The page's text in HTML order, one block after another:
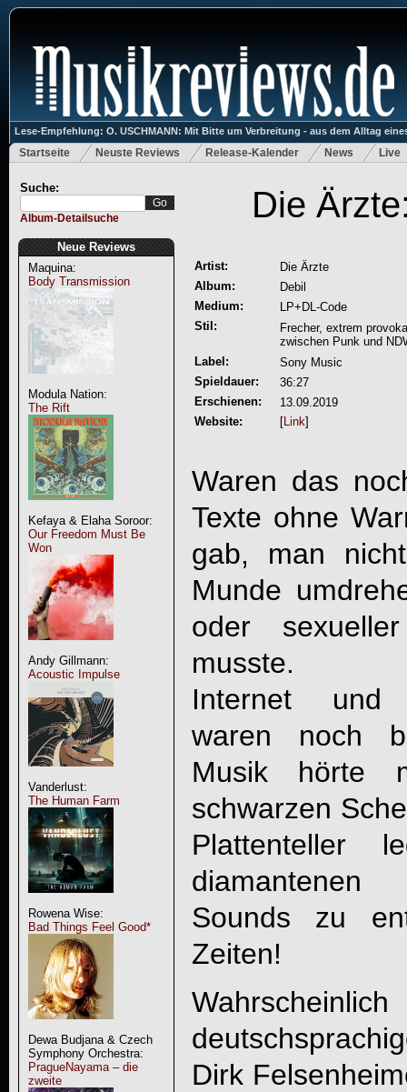
Lese-Empfehlung: O. USCHMANN: Mit Bitte um Verbreitung - aus dem Alltag
Startseite Neuste Reviews Release-Kalender News Live
Suche:
Album-Detailsuche
Neue Reviews
Maquina:
Body Transmission
Modula Nation:
The Rift
Kefaya & Elaha Soroor:
Our Freedom Must Be
Won
Andy Gillmann:
Acoustic Impulse
Vanderlust:
The Human Farm
Rowena Wise:
Bad Things Feel Good*
Dewa Budjana & Czech
Symphony Orchestra:
PragueNayama – die
zweite
Die
Artist:
Die Ärzte
Album:
Debil
Medium:
LP+DL-Code
Stil:
Frecher, extrem
zwischen Punk und
Label:
Sony Music
Spieldauer:
36:27
Erschienen:
13.09.2019
Website:
[Link]
Waren das
Texte ohne
gab, man
Munde
oder
musste.
Internet und
waren noch
Musik hörte
schwarzen
Plattenteller
Sounds zu
Zeiten!
Dirk